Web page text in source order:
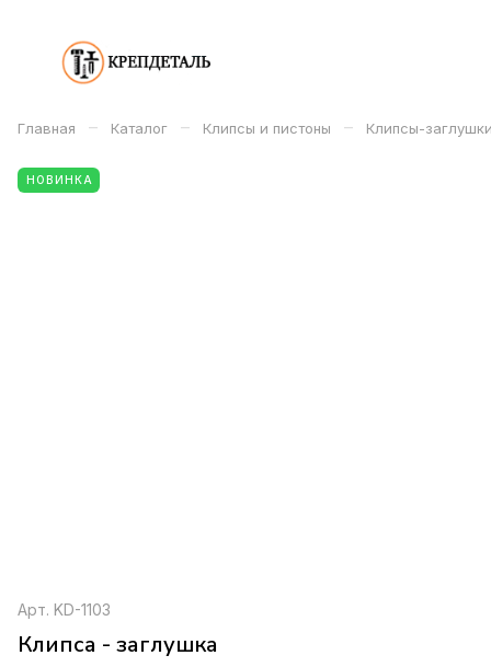
Главная – Каталог – Клипсы и пистоны – Клипсы-
НОВИНКА
Арт. KD-1103
Клипса - заглушка